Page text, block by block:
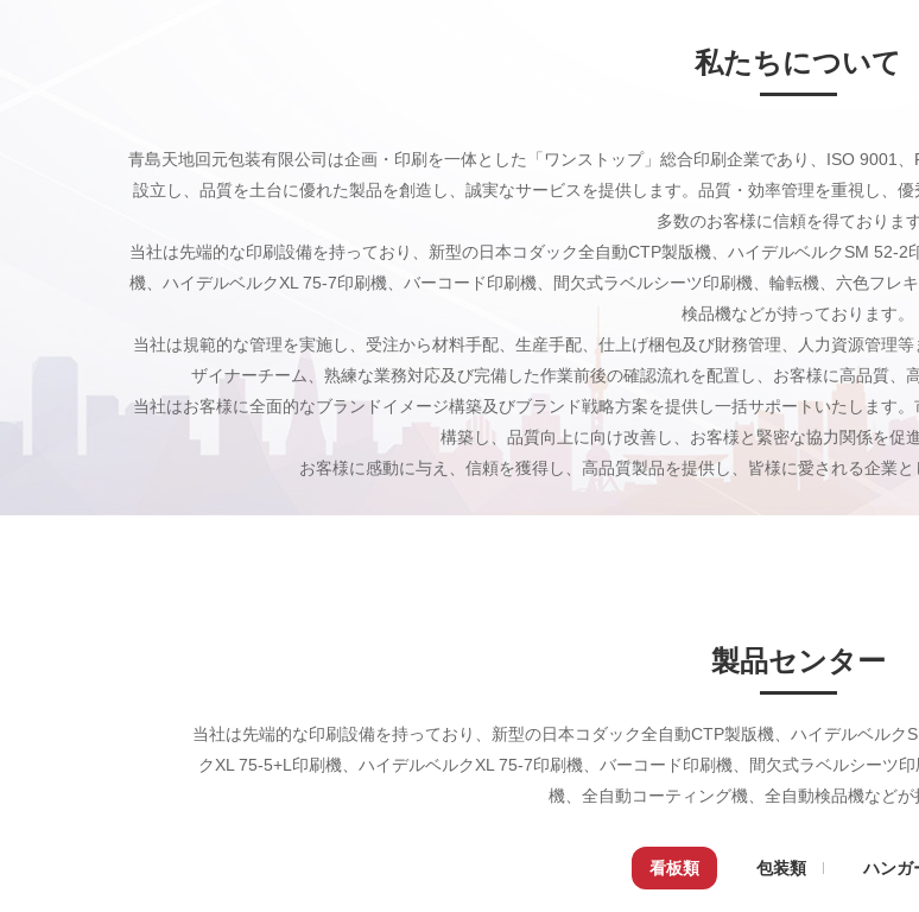
私たちについて
青島天地回元包装有限公司は企画・印刷を一体とした「ワンストップ」総合印刷企業であり、ISO 9001
設立し、品質を土台に優れた製品を創造し、誠実なサービスを提供します。品質・効率管理を重視し、
多数のお客様に信頼を得ております
当社は先端的な印刷設備を持っており、新型の日本コダック全自動CTP製版機、ハイデルベルクSM 52-
機、ハイデルベルクXL 75-7印刷機、バーコード印刷機、間欠式ラベルシーツ印刷機、輪転機、六色フレ
検品機などが持っております。
当社は規範的な管理を実施し、受注から材料手配、生産手配、仕上げ梱包及び財務管理、人力資源管理
ザイナーチーム、熟練な業務対応及び完備した作業前後の確認流れを配置し、お客様に高品質、
当社はお客様に全面的なブランドイメージ構築及びブランド戦略方案を提供し一括サポートいたします
構築し、品質向上に向け改善し、お客様と緊密な協力関係を促
お客様に感動に与え、信頼を獲得し、高品質製品を提供し、皆様に愛される企業
製品センター
当社は先端的な印刷設備を持っており、新型の日本コダック全自動CTP製版機、ハイデルベル
クXL 75-5+L印刷機、ハイデルベルクXL 75-7印刷機、バーコード印刷機、間欠式ラベルシーツ
機、全自動コーティング機、全自動検品機などが
看板類 包装類 ハンガ